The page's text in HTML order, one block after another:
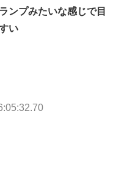
ンプみたいな感じで目
い